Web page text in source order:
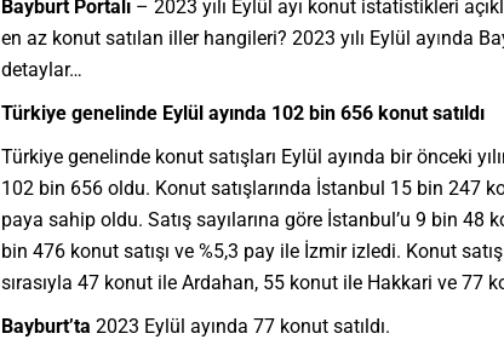
Bayburt Portalı – 2023 yılı Eylül ayı konut istatistikleri
en az konut satılan iller hangileri? 2023 yılı Eylül ayında
detaylar…
Türkiye genelinde Eylül ayında 102 bin 656 konut satıldı
Türkiye genelinde konut satışları Eylül ayında bir önceki
102 bin 656 oldu. Konut satışlarında İstanbul 15 bin 247
paya sahip oldu. Satış sayılarına göre İstanbul’u 9 bin 48
bin 476 konut satışı ve %5,3 pay ile İzmir izledi. Konut
sırasıyla 47 konut ile Ardahan, 55 konut ile Hakkari ve 77
Bayburt’ta 2023 Eylül ayında 77 konut satıldı.